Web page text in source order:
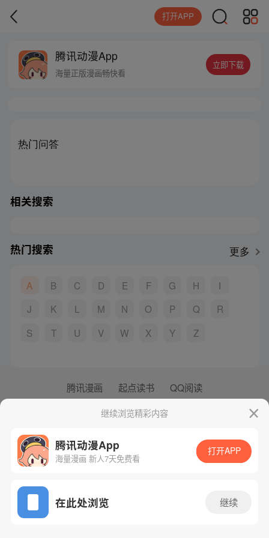
打开APP
腾讯动漫App
海量正版漫画畅快看
立即下载
热门问答
相关搜索
热门搜索 更多
A B C D E F G H
I
J
K L M N O P Q
R
S
T U V W X Y Z
继续浏览精彩内容
腾讯动漫App
海量漫画 新人7天免费看
打开APP
在此处浏览 继续
腾讯漫画 起点读书 QQ阅读
网站备案/许可证号：粤B2-20090059-5